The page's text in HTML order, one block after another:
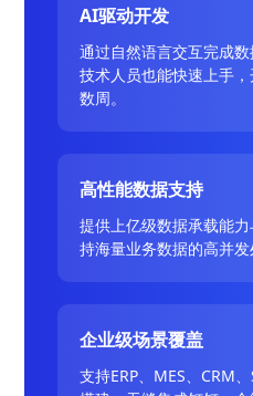
AI驱动开发
通过自然语言交互完成
技术人员也能快速上手
数周。
高性能数据支持
提供上亿级数据承载能
持海量业务数据的高并发
企业级场景覆盖
支持ERP、MES、CRM